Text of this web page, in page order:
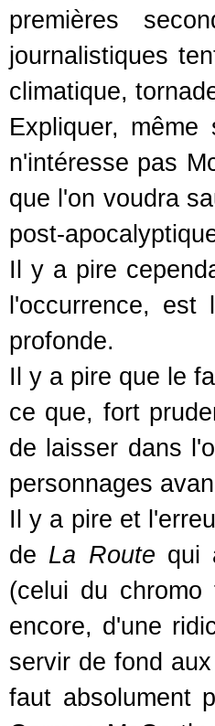
premières
journalistiques
climatique,
Expliquer,
n'intéresse pas
que l'on voudra
post-
Il y a pire
l'occurrence,
profonde.
Il y a pire que le
ce que, fort
de laisser dans
personnages
Il y a pire et
de La Route qui
(celui du
encore, d'une
servir de fond
faut absolument